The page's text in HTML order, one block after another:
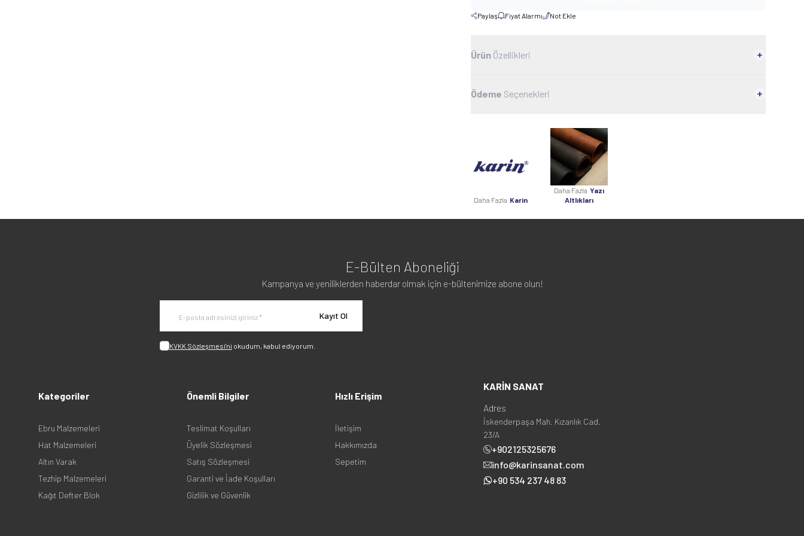
Paylaş Fiyat Alarmı Not Ekle
Ürün Özellikleri
Ödeme Seçenekleri
Daha Fazla Karin
Daha Fazla Yazı
Altlıkları
E-Bülten Aboneliği
Kampanya ve yeniliklerden haberdar olmak için e-bültenimize abone olun!
Kayıt Ol
KVKK Sözleşmesi'ni okudum, kabul ediyorum.
Kategoriler
Ebru Malzemeleri
Hat Malzemeleri
Altın Varak
Tezhip Malzemeleri
Kağıt Defter Blok
Önemli Bilgiler
Teslimat Koşulları
Üyelik Sözleşmesi
Satış Sözleşmesi
Garanti ve İade Koşulları
Gizlilik ve Güvenlik
Hızlı Erişim
İletişim
Hakkımızda
Sepetim
KARİN SANAT
Adres
İskenderpaşa Mah. Kızanlık Cad.
23/A
+902125325676
info@karinsanat.com
+90 534 237 48 83